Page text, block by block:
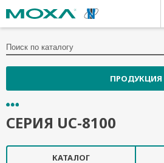
ПРОДУКЦИЯ
СЕРИЯ UC-8100
КАТАЛОГ